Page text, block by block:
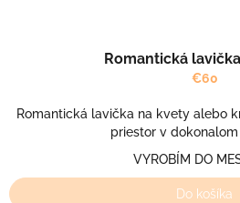
Romantická
€60
Romantická lavička na kvety alebo
priestor v
VYROBÍM DO
Do košíka